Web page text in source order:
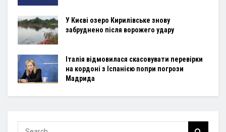
У Києві озеро Кирилівське знову
забруднено після ворожего удару
Італія відмовилася скасовувати перевірки
на кордоні з Іспанією попри погрози
Мадрида